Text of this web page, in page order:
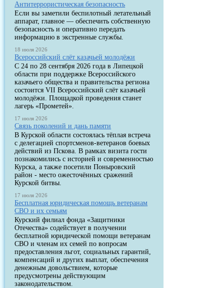
Антитеррористическая безопасность
Если вы заметили беспилотный летательный
аппарат, главное — обеспечить собственную
безопасность и оперативно передать
информацию в экстренные службы.
18 июля 2026
Всероссийский слёт казачьей молодёжи
С 24 по 28 сентября 2026 года в Липецкой
области при поддержке Всероссийского
казачьего общества и правительства региона
состоится VII Всероссийский слёт казачьей
молодёжи. Площадкой проведения станет
лагерь «Прометей».
17 июля 2026
Связь поколений и дань памяти
В Курской области состоялась тёплая встреча
с делегацией спортсменов-ветеранов боевых
действий из Пскова. В рамках визита гости
познакомились с историей и современностью
Курска, а также посетили Поныровский
район - место ожесточённых сражений
Курской битвы.
17 июля 2026
Бесплатная юридическая помощь ветеранам
СВО и их семьям
Курский филиал фонда «Защитники
Отечества» содействует в получении
бесплатной юридической помощи ветеранам
СВО и членам их семей по вопросам
предоставления льгот, социальных гарантий,
компенсаций и других выплат, обеспечения
денежным довольствием, которые
предусмотрены действующим
законодательством.